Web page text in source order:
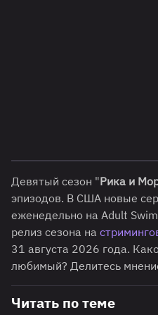
Девятый сезон "Рика и
эпизодов. В США новые
еженедельно на Adult
релиз сезона на
31 августа 2026 года.
любимый? Делитесь
Читать по теме